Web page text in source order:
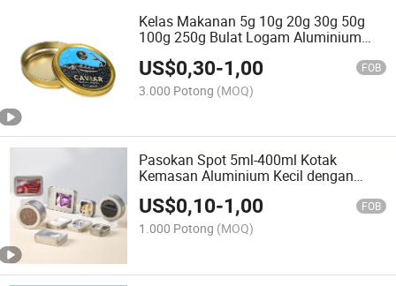
Kelas Makanan 5g 10g 20g 30g 50g
100g 250g Bulat Logam Aluminium
dengan Tutup Sekrup
US$0,30-1,00 FOB
3.000 Potong (MOQ)
Pasokan Spot 5ml-400ml Kotak
Kemasan Aluminium Kecil dengan
Tutup Jendela Sekrup
US$0,10-1,00 FOB
1.000 Potong (MOQ)